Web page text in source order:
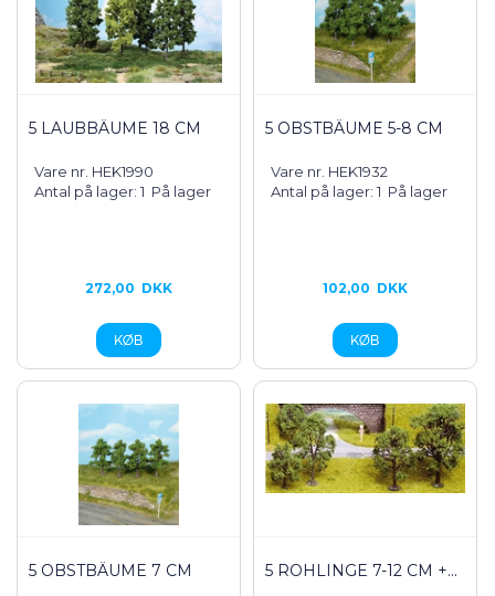
5 LAUBBÄUME 18 CM
Vare nr. HEK1990
Antal på lager: 1 På lager
272,00 DKK
5 OBSTBÄUME 5-8 CM
Vare nr. HEK1932
Antal på lager: 1 På lager
102,00 DKK
5 OBSTBÄUME 7 CM 5 ROHLINGE 7-12 CM +...